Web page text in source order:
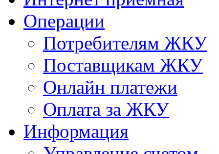
Операции
Потребителям ЖКУ
Поставщикам ЖКУ
Онлайн платежи
Оплата за ЖКУ
Информация